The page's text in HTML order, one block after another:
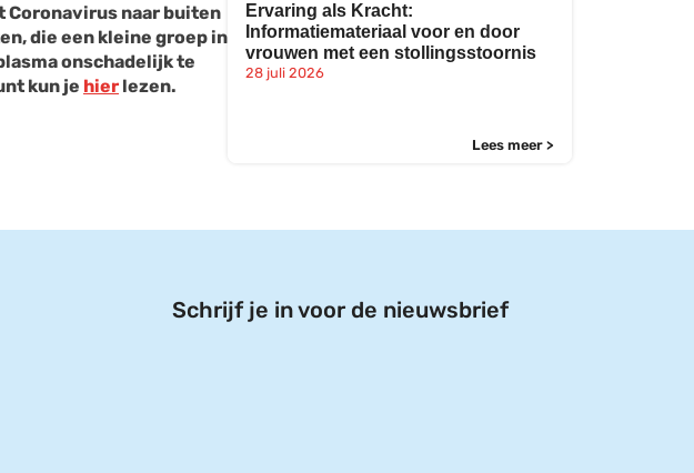
Coronavirus naar buiten
die een kleine groep in
onschadelijk te
kun je hier lezen.
Ervaring als Kracht:
Informatiemateriaal voor en door
vrouwen met een stollingsstoornis
28 juli 2026
Lees meer >
Schrijf je in voor de nieuwsbrief